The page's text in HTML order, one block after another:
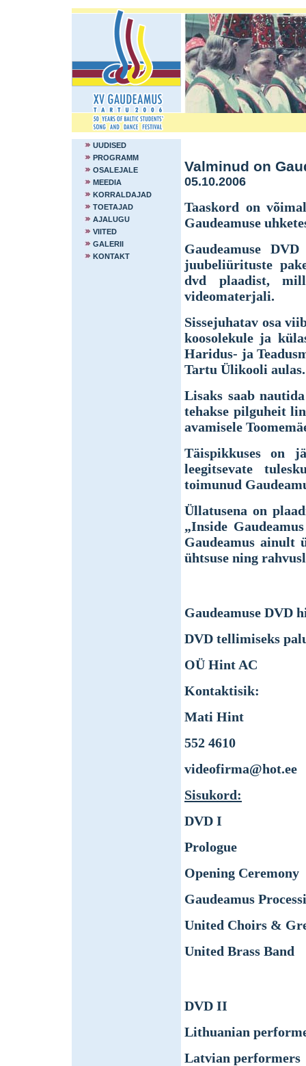
UUDISED
PROGRAMM
OSALEJALE
MEEDIA
KORRALDAJAD
TOETAJAD
AJALUGU
VIITED
GALERII
KONTAKT
Valminud on
05.10.2006
Taaskord on
Gaudeamuse
Gaudeamuse
juubeliürituste
dvd plaadist,
videomaterjali.
Sissejuhatav osa
koosolekule ja
Haridus- ja
Tartu Ülikooli aulas.
Lisaks saab
tehakse pilguheit
avamisele
Täispikkuses on
leegitsevate
toimunud
Üllatusena on
„Inside
Gaudeamus ainult
ühtsuse ning
Gaudeamuse DVD
DVD tellimiseks
OÜ Hint AC
Kontaktisik:
Mati Hint
552 4610
videofirma@hot.ee
Sisukord:
DVD I
Prologue
Opening Ceremony
Gaudeamus
United Choirs &
United Brass Band
DVD II
Lithuanian
Latvian performers